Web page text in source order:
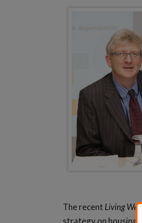
The recent Living
strategy on housing